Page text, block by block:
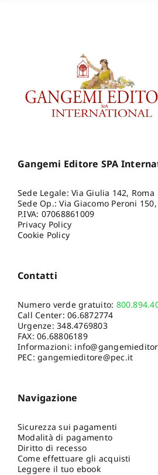
Gangemi Editore SPA
Sede Legale: Via Giulia 142, Roma
Sede Op.: Via Giacomo Peroni
P.IVA: 07068861009
Privacy Policy
Cookie Policy
Contatti
Numero verde gratuito:
Call Center:06.6872774
Urgenze:348.4769803
FAX: 06.68806189
Informazioni:
PEC: gangemieditore@pec.it
Navigazione
Sicurezza sui pagamenti
Modalità di pagamento
Diritto di recesso
Come effettuare gli acquisti
Leggere il tuo ebook